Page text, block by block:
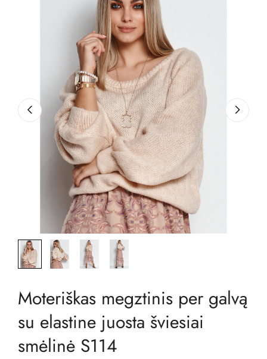
Moteriškas megztinis per galvą
su elastine juosta šviesiai
smėlinė S114